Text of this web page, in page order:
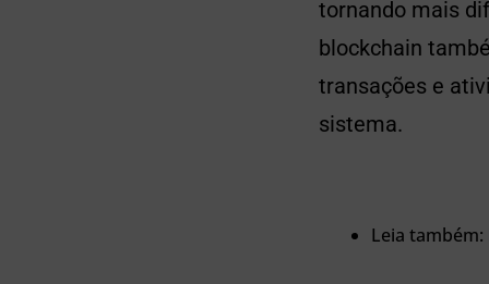
tornando mais
blockchain
transações e
sistema.
Leia também: